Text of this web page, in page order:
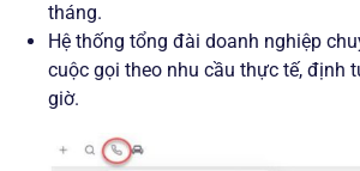
tháng.
Hệ thống tổng đài doanh nghiệp
cuộc gọi theo nhu cầu thực tế, định
giờ.